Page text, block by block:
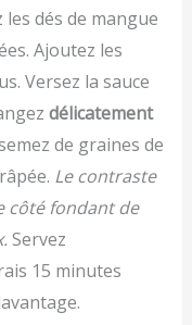
dés de mangue
Ajoutez les
Versez la sauce
délicatement
de graines de
Le contraste
côté fondant de
Servez
15 minutes